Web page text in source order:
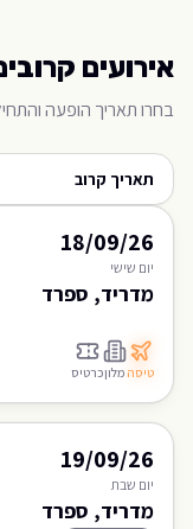
אירועים
בחרו תאריך הופעה
תאריך קרוב
18/09/26
יום שישי
מדריד, ספרד
טיסה מלוןכרטיס
19/09/26
יום שבת
מדריד, ספרד